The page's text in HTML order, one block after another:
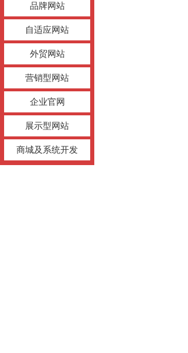
品牌网站
自适应网站
外贸网站
营销型网站
企业官网
展示型网站
商城及系统开发